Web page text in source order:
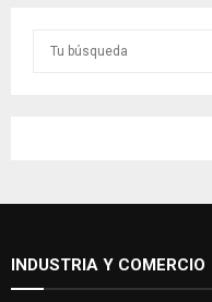
o
INDUSTRIA Y COMERCIO